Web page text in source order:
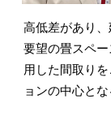
高低差があり
要望の畳スペ
用した間取り
ョンの中心と